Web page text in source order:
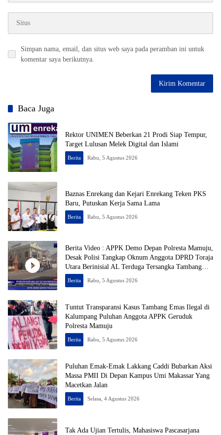
Simpan nama, email, dan situs web saya pada peramban ini untuk
komentar saya berikutnya.
Baca Juga
Rektor UNIMEN Beberkan 21 Prodi Siap Tempur,
Target Lulusan Melek Digital dan Islami
Berita Rabu, 5 Agustus 2026
Baznas Enrekang dan Kejari Enrekang Teken PKS
Baru, Putuskan Kerja Sama Lama
Berita Rabu, 5 Agustus 2026
Berita Video : APPK Demo Depan Polresta Mamuju,
Desak Polisi Tangkap Oknum Anggota DPRD Toraja
Utara Berinisial AL Terduga Tersangka Tambang
Emas Ilegal
Berita Rabu, 5 Agustus 2026
Tuntut Transparansi Kasus Tambang Emas Ilegal di
Kalumpang Puluhan Anggota APPK Geruduk
Polresta Mamuju
Berita Rabu, 5 Agustus 2026
Puluhan Emak-Emak Lakkang Caddi Bubarkan Aksi
Massa PMII Di Depan Kampus Umi Makassar Yang
Macetkan Jalan
Berita Selasa, 4 Agustus 2026
Tak Ada Ujian Tertulis, Mahasiswa Pascasarjana